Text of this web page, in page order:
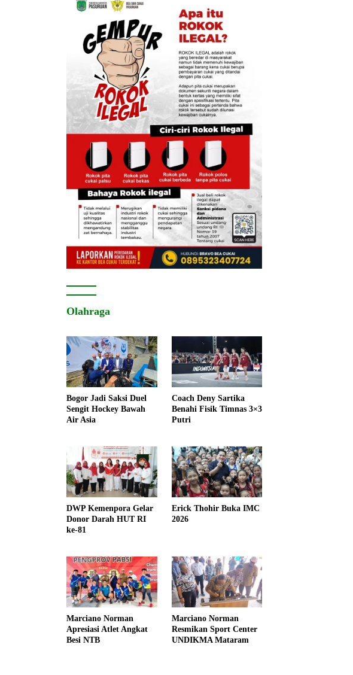
Olahraga
Bogor Jadi Saksi Duel
Sengit Hockey Bawah
Air Asia
Coach Deny Sartika
Benahi Fisik Timnas 3×3
Putri
DWP Kemenpora Gelar
Donor Darah HUT RI
ke-81
Erick Thohir Buka IMC
2026
Marciano Norman
Apresiasi Atlet Angkat
Besi NTB
Marciano Norman
Resmikan Sport Center
UNDIKMA Mataram